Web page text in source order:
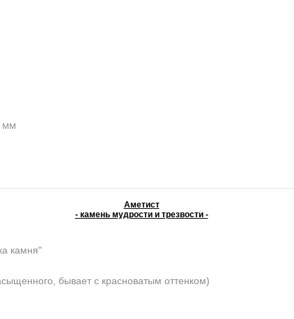
мм
Аметист
- камень мудрости и трезвости -
камня"
бывает с красноватым оттенком)